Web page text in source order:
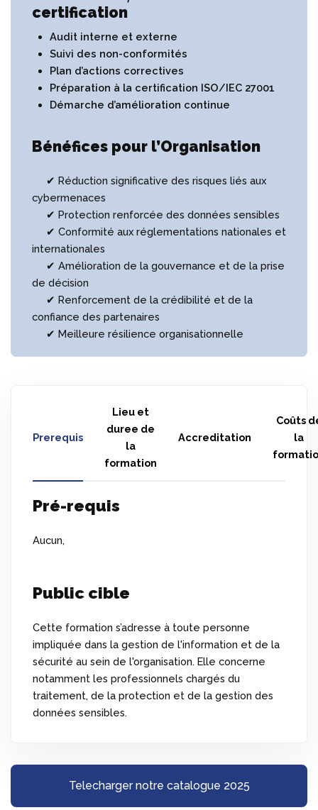
certification
Audit interne et externe
Suivi des non-conformités
Plan d’actions correctives
Préparation à la certification ISO/IEC 27001
Démarche d’amélioration continue
Bénéfices pour l’Organisation
✔ Réduction significative des risques liés aux
cybermenaces
✔ Protection renforcée des données sensibles
✔ Conformité aux réglementations nationales et
internationales
✔ Amélioration de la gouvernance et de la prise
de décision
✔ Renforcement de la crédibilité et de la
confiance des partenaires
✔ Meilleure résilience organisationnelle
Prerequis
Lieu et
duree de
la
formation
Accreditation
Coûts
la
Pré-requis
Aucun,
Public cible
Cette formation s’adresse à toute personne
impliquée dans la gestion de l'information et de la
sécurité au sein de l'organisation. Elle concerne
notamment les professionnels chargés du
traitement, de la protection et de la gestion des
données sensibles.
Telecharger notre catalogue 2025